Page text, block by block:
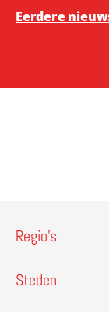
Eerdere
Regio’s
Steden